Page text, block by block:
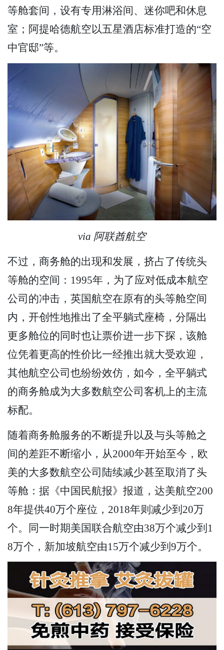
等舱套间，设有专用淋浴间、迷你吧和休息
室；阿提哈德航空以五星酒店标准打造的“空
中官邸”等。
via 阿联酋航空
不过，商务舱的出现和发展，挤占了传统头
等舱的空间：1995年，为了应对低成本航空
公司的冲击，英国航空在原有的头等舱空间
内，开创性地推出了全平躺式座椅，分隔出
更多舱位的同时也让票价进一步下探，该舱
位凭着更高的性价比一经推出就大受欢迎，
其他航空公司也纷纷效仿，如今，全平躺式
的商务舱成为大多数航空公司客机上的主流
标配。
随着商务舱服务的不断提升以及与头等舱之
间的差距不断缩小，从2000年开始至今，欧
美的大多数航空公司陆续减少甚至取消了头
等舱：据《中国民航报》报道，达美航空200
8年提供40万个座位，2018年则减少到20万
个。同一时期美国联合航空由38万个减少到1
8万个，新加坡航空由15万个减少到9万个。